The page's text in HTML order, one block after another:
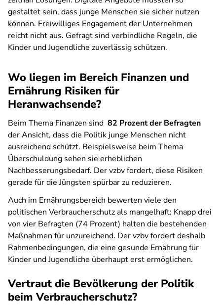
gestaltet sein, dass junge Menschen sie sicher nutzen
können. Freiwilliges Engagement der Unternehmen
reicht nicht aus. Gefragt sind verbindliche Regeln, die
Kinder und Jugendliche zuverlässig schützen.
Wo liegen im Bereich Finanzen und
Ernährung Risiken für
Heranwachsende?
Beim Thema Finanzen sind 82 Prozent der Befragten
der Ansicht, dass die Politik junge Menschen nicht
ausreichend schützt. Beispielsweise beim Thema
Überschuldung sehen sie erheblichen
Nachbesserungsbedarf. Der vzbv fordert, diese Risiken
gerade für die Jüngsten spürbar zu reduzieren.
Auch im Ernährungsbereich bewerten viele den
politischen Verbraucherschutz als mangelhaft: Knapp drei
von vier Befragten (74 Prozent) halten die bestehenden
Maßnahmen für unzureichend. Der vzbv fordert deshalb
Rahmenbedingungen, die eine gesunde Ernährung für
Kinder und Jugendliche überhaupt erst ermöglichen.
Vertraut die Bevölkerung der Politik
beim Verbraucherschutz?